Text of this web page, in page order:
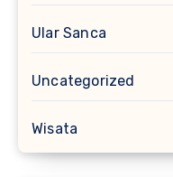
Ular Sanca
Uncategorized
Wisata